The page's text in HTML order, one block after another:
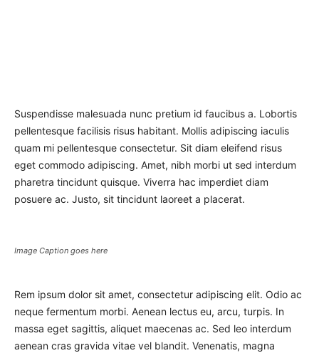
Suspendisse malesuada nunc pretium id faucibus a. Lobortis
pellentesque facilisis risus habitant. Mollis adipiscing iaculis
quam mi pellentesque consectetur. Sit diam eleifend risus
eget commodo adipiscing. Amet, nibh morbi ut sed interdum
pharetra tincidunt quisque. Viverra hac imperdiet diam
posuere ac. Justo, sit tincidunt laoreet a placerat.
Image Caption goes here
Rem ipsum dolor sit amet, consectetur adipiscing elit. Odio ac
neque fermentum morbi. Aenean lectus eu, arcu, turpis. In
massa eget sagittis, aliquet maecenas ac. Sed leo interdum
aenean cras gravida vitae vel blandit. Venenatis, magna